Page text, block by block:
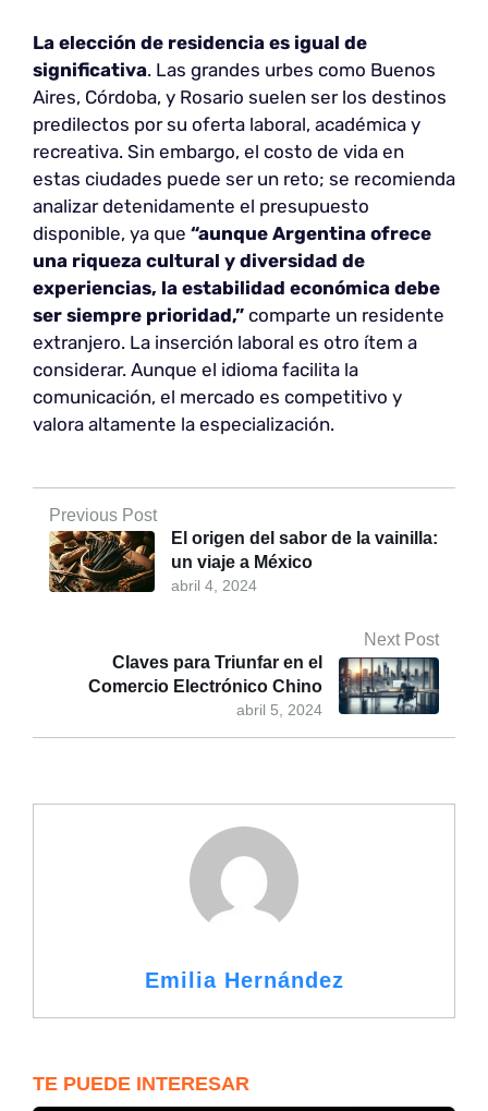
La elección de residencia es igual de
significativa. Las grandes urbes como Buenos
Aires, Córdoba, y Rosario suelen ser los destinos
predilectos por su oferta laboral, académica y
recreativa. Sin embargo, el costo de vida en
estas ciudades puede ser un reto; se recomienda
analizar detenidamente el presupuesto
disponible, ya que “aunque Argentina ofrece
una riqueza cultural y diversidad de
experiencias, la estabilidad económica debe
ser siempre prioridad,” comparte un residente
extranjero. La inserción laboral es otro ítem a
considerar. Aunque el idioma facilita la
comunicación, el mercado es competitivo y
valora altamente la especialización.
Previous Post
abril 4, 2024
El origen del sabor de la vainilla:
un viaje a México
Next Post
abril 5, 2024
Claves para Triunfar en el
Comercio Electrónico Chino
Emilia Hernández
TE PUEDE INTERESAR